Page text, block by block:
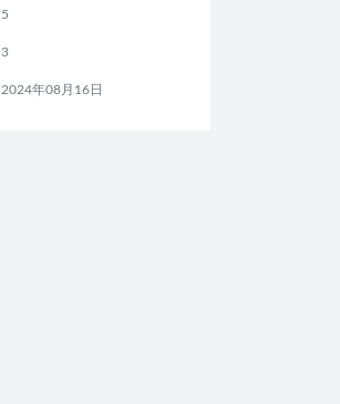
5
3
2024年08月16日